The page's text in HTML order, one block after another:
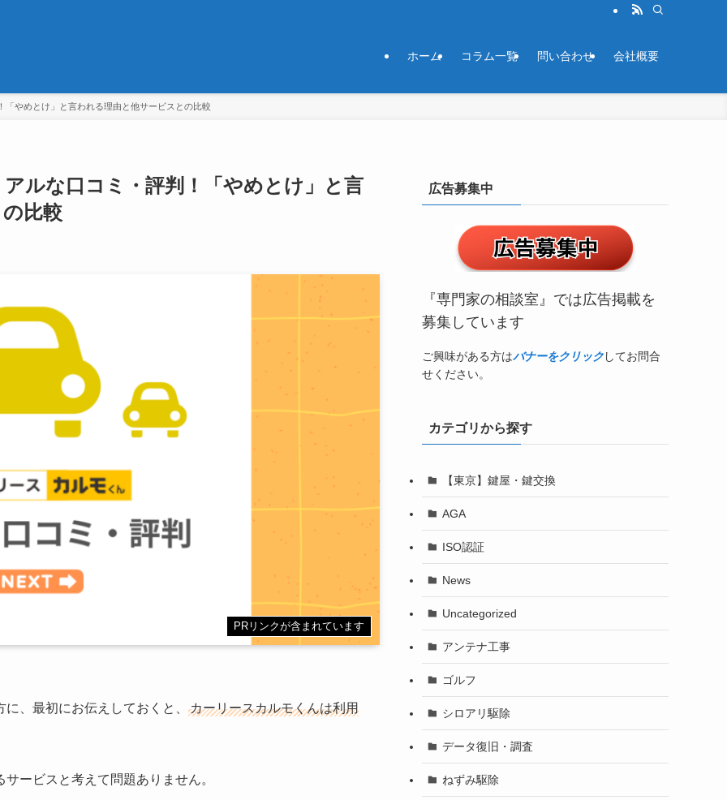
ホーム コラム一覧 問い合わせ 会社概要
やめとけ」と言われる理由と他サービスとの比較
ルな口コミ・評判！「やめとけ」と言
比較
PRリンクが含まれています
、最初にお伝えしておくと、 カーリースカルモくんは利用
ービスと考えて問題ありません。
広告募集中
『専門家の相談室』では広告掲載を
募集しています
ご興味がある方はバナーをクリックしてお問合
せください。
カテゴリから探す
【東京】鍵屋・鍵交換
AGA
ISO認証
News
Uncategorized
アンテナ工事
ゴルフ
シロアリ駆除
データ復旧・調査
ねずみ駆除